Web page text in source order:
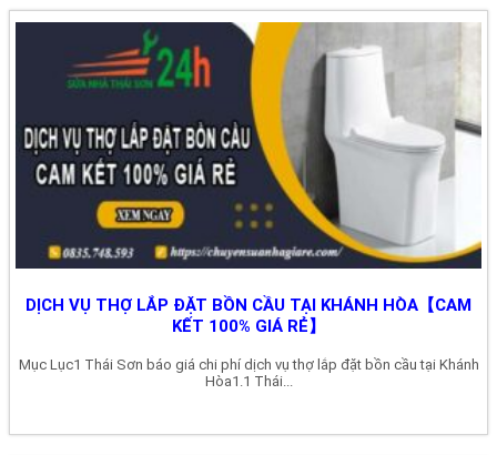
DỊCH VỤ THỢ LẮP ĐẶT BỒN CẦU TẠI KHÁNH HÒA【CAM
KẾT 100% GIÁ RẺ】
Mục Lục1 Thái Sơn báo giá chi phí dịch vụ thợ lắp đặt bồn cầu tại Khánh
Hòa1.1 Thái...